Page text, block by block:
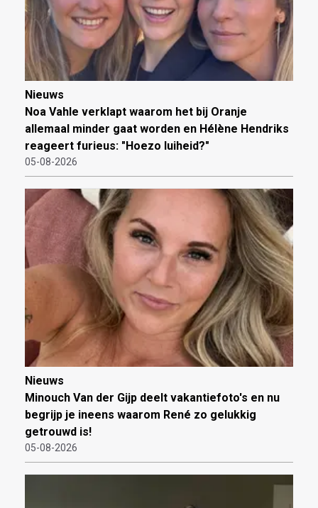
Nieuws
Noa Vahle verklapt waarom het bij Oranje
allemaal minder gaat worden en Hélène Hendriks
reageert furieus: "Hoezo luiheid?"
05-08-2026
Nieuws
Minouch Van der Gijp deelt vakantiefoto's en nu
begrijp je ineens waarom René zo gelukkig
getrouwd is!
05-08-2026